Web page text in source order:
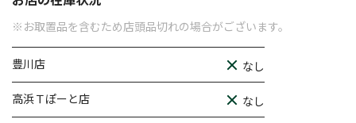
※お取置品を含むため店頭品切れの場合がございます。
豊川店 なし
高浜Ｔぽーと店 なし